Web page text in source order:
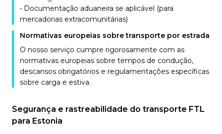
• Documentação aduaneira se aplicável (para
mercadorias extracomunitárias)
Normativas europeias sobre transporte por estrada
O nosso serviço cumpre rigorosamente com as
normativas europeias sobre tempos de condução,
descansos obrigatórios e regulamentações específicas
sobre carga e estiva.
Segurança e rastreabilidade do transporte FTL
para Estonia